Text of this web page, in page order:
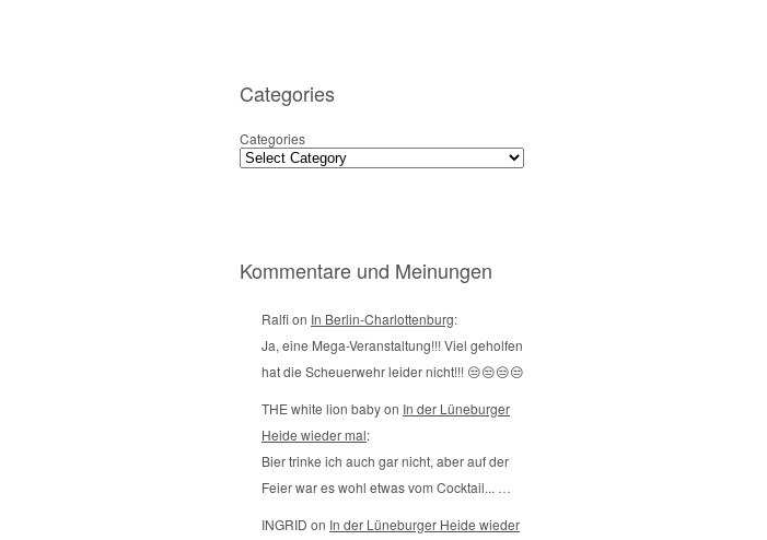
Categories
Categories
Kommentare und Meinungen
Ralfi on In Berlin-Charlottenburg:
Ja, eine Mega-Veranstaltung!!! Viel geholfen
hat die Scheuerwehr leider nicht!!! 😒😒😒😒
THE white lion baby on In der Lüneburger
Heide wieder mal:
Bier trinke ich auch gar nicht, aber auf der
Feier war es wohl etwas vom Cocktail... …
INGRID on In der Lüneburger Heide wieder